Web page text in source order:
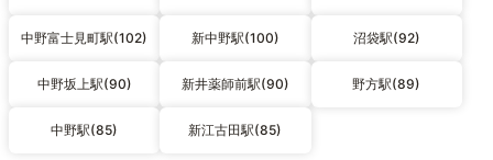
中野富士見町駅(102) 新中野駅(100) 沼袋駅(92)
中野坂上駅(90) 新井薬師前駅(90) 野方駅(89)
中野駅(85) 新江古田駅(85)